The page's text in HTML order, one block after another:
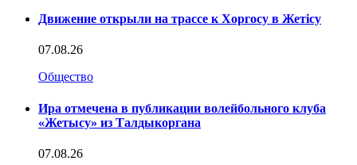
Движение открыли на трассе к Хоргосу в Жетісу
07.08.26
Общество
Ира отмечена в публикации волейбольного клуба
«Жетысу» из Талдыкоргана
07.08.26